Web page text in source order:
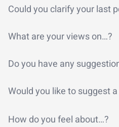
Could you clarify your last
What are your views on…?
Do you have any
Would you like to suggest
How do you feel about…?